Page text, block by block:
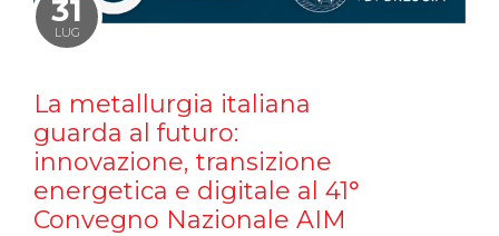
31
LUG
La metallurgia italiana
guarda al futuro:
innovazione, transizione
energetica e digitale al 41°
Convegno Nazionale AIM